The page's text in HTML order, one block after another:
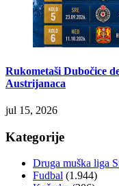
Rukometaši Dubočice
Austrijanaca
jul 15, 2026
Kategorije
Druga muška liga
Fudbal (1.944)